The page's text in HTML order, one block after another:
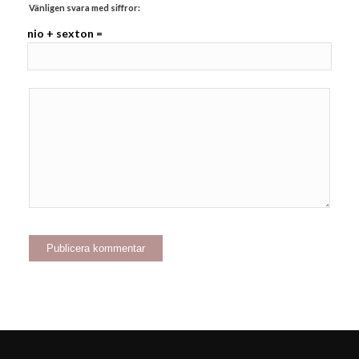
Vänligen svara med siffror:
nio + sexton =